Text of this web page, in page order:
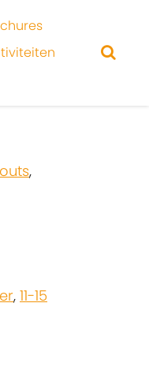
,
, 11-15